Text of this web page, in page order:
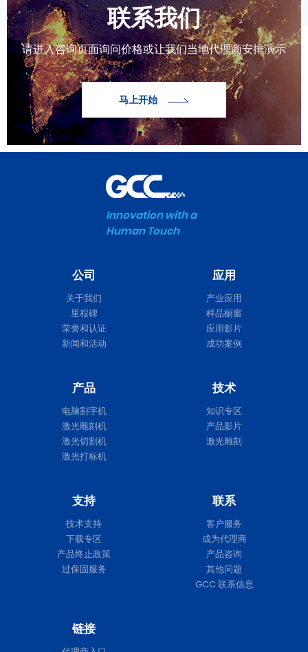
联系我们
请进入咨询页面询问价格或让我们当地代理商安排演示
马上开始
Innovation with a
Human Touch
公司
关于我们
里程碑
荣誉和认证
新闻和活动
应用
产业应用
样品橱窗
应用影片
成功案例
产品
电脑割字机
激光雕刻机
激光切割机
激光打标机
技术
知识专区
产品影片
激光雕刻
支持
技术支持
下载专区
产品终止政策
过保固服务
联系
客户服务
成为代理商
产品咨询
其他问题
GCC 联系信息
链接